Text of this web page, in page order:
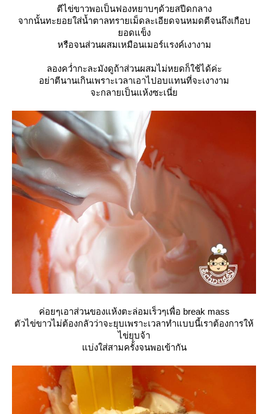
ตีไข่ขาวพอเป็นฟองหยาบๆด้วยสปีดกลาง
จากนั้นทะยอยใส่น้ำตาลทรายเม็ดละเอียดจนหมดตีจนถึงเกือบ
อดแข็ง
หรือจนส่วนผสมเหมือนเมอร์แรงค์เงางาม
ลองคว่ำกะละมังดูถ้าส่วนผสมไม่หยดก็ใช้ได้ค่ะ
อย่าตีนานเกินเพราะเวลาเอาไปอบแทนที่จะเงางาม
จะกลายเป็นแห้งซะเนี่
ค่อยๆเอาส่วนของแห้งตะล่อมเร็วๆเพื่อ break mass
ตัวไข่ขาวไม่ต้องกลัวว่าจะยุบเพราะเวลาทำแบบนี้เราต้องการให้
ไข่ยุบจ้า
บ่งใส่สามครั้งจนพอเข้ากัน